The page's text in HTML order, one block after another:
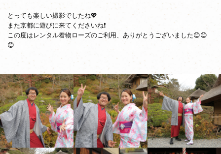
とっても楽しい撮影でしたね💖
また京都に遊びに来てくださいね❗
この度はレンタル着物ローズのご利用、ありがとうございました😊😊
😊